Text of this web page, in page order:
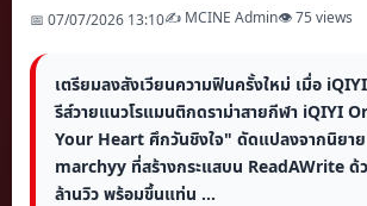
📅 07/07/2026 13:10✍️ MCINE Admin👁 75 views
เตรียมลงสังเวียนความฟินครั้งใหม่ เมื่อ
รีส์วายแนวโรแมนติกดราม่าสายกีฬา iQIYI
Your Heart ศึกวันชิงใจ" ดัดแปลงจากนิยา
marchyy ที่สร้างกระแสบน ReadAWrite ด้
ล้านวิว พร้อมขึ้นแท่น ...